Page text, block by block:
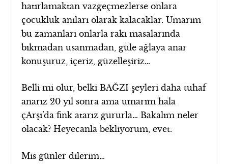
hatırlamaktan vazgeçmezlerse onlara
çocukluk anıları olarak kalacaklar. Umarım
bu zamanları onlarla rakı masalarında
bıkmadan usanmadan, güle ağlaya anar
konuşuruz, içeriz, güzelleşiriz…
Belli mi olur, belki BAĞZI şeyleri daha tuhaf
anarız 20 yıl sonra ama umarım hala
çArşı’da fink atarız gururla… Bakalım neler
olacak? Heyecanla bekliyorum, evet.
Mis günler dilerim…